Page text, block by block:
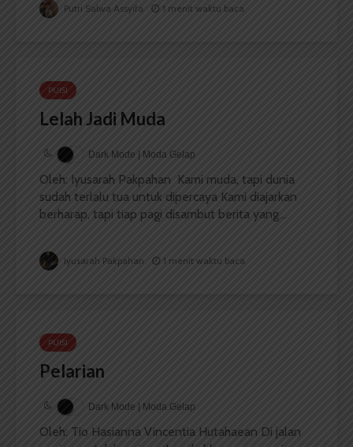
Putri Salwa Assyifa 1 menit waktu baca
PUISI
Lelah Jadi Muda
Dark Mode | Moda Gelap
Oleh: Iyusarah Pakpahan Kami muda, tapi dunia
sudah terlalu tua untuk dipercaya Kami diajarkan
berharap, tapi tiap pagi disambut berita yang...
Iyusarah Pakpahan 1 menit waktu baca
PUISI
Pelarian
Dark Mode | Moda Gelap
Oleh: Tio Hasianna Vincentia Hutahaean Di jalan